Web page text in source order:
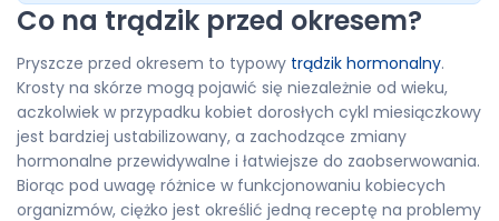
Co na trądzik przed okresem?
Pryszcze przed okresem to typowy trądzik hormonalny.
Krosty na skórze mogą pojawić się niezależnie od wieku,
aczkolwiek w przypadku kobiet dorosłych cykl miesiączkowy
jest bardziej ustabilizowany, a zachodzące zmiany
hormonalne przewidywalne i łatwiejsze do zaobserwowania.
Biorąc pod uwagę różnice w funkcjonowaniu kobiecych
organizmów, ciężko jest określić jedną receptę na problemy